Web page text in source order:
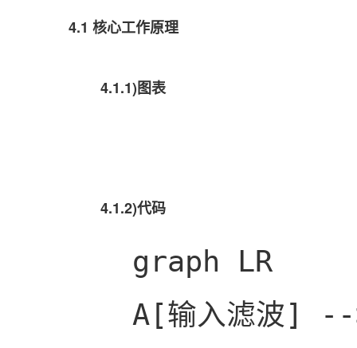
4.1 核心工作原理
4.1.1)图表
4.1.2)代码
graph LR
A[输入滤波] --